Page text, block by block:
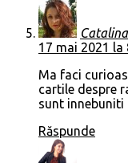
17 mai 2021 la
Ma faci
cartile despre
sunt innebuniti
Răspunde